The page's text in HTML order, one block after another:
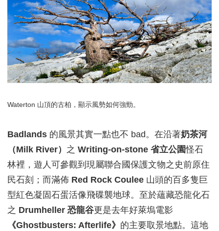
Waterton 山頂的古柏，顯示風勢如何強勁。
Badlands 的風景其實一點也不 bad。在沿著奶茶河
（Milk River） 之 Writing-on-stone 省立公園怪石
林裡，遊人可參觀到現屬聯合國保護文物之史前原住
民石刻；而滿佈 Red Rock Coulee 山頭的百多隻巨
型紅色凝固石蛋活像飛碟襲地球。至於蘊藏恐龍化石
之 Drumheller 恐龍谷更是去年好萊塢電影
《Ghostbusters: Afterlife》 的主要取景地點。這地